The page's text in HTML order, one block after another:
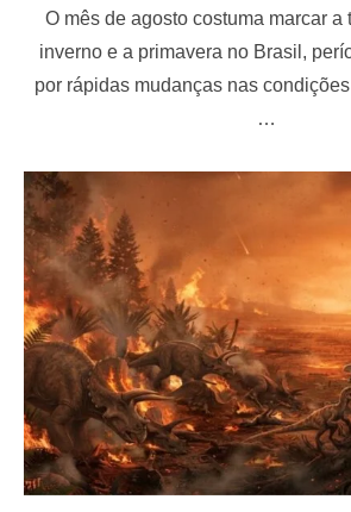
s
e
d
O mês de agosto costuma marcar a
inverno e a primavera no Brasil,
por rápidas mudanças nas
…